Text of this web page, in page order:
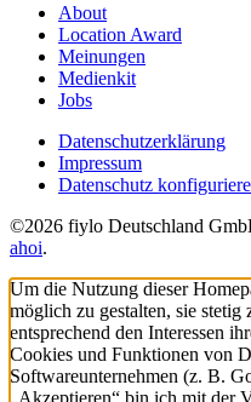
About
Location Award
Meinungen
Medienkit
Jobs
Datenschutzerklärung
Impressum
Datenschutz
©2026 fiylo Deutschland
ahoi.
Um die Nutzung dieser
möglich zu gestalten, sie stetig
entsprechend den Interessen
Cookies und Funktionen von
Softwareunternehmen (z. B.
„Akzeptieren“ bin ich mit der